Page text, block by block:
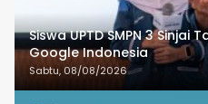
Siswa UPTD SMPN 3
Google Indonesia
Sabtu, 08/08/2026